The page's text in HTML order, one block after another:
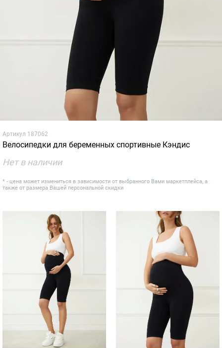
Артикул 187062
Велосипедки для беременных спортивные Кэндис
Нет в наличии
* - цена может измениться в зависимости от выбранного Вами маркетплейса, а
также от размера Вашей персональной скидки